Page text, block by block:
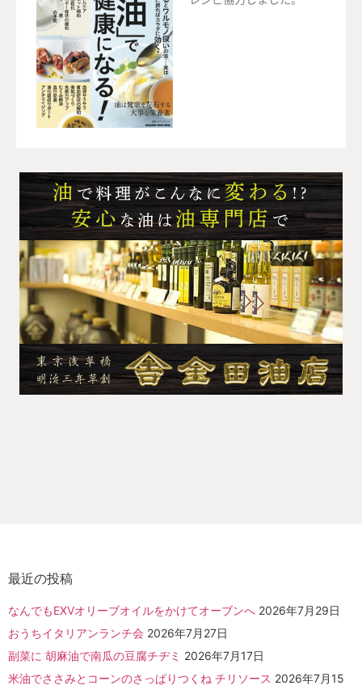
最近の投稿
なんでもEXVオリーブオイルをかけてオーブンへ 2026年7月29日
おうちイタリアンランチ会 2026年7月27日
副菜に 胡麻油で南瓜の豆腐チヂミ 2026年7月17日
米油でささみとコーンのさっぱりつくね チリソース 2026年7月15